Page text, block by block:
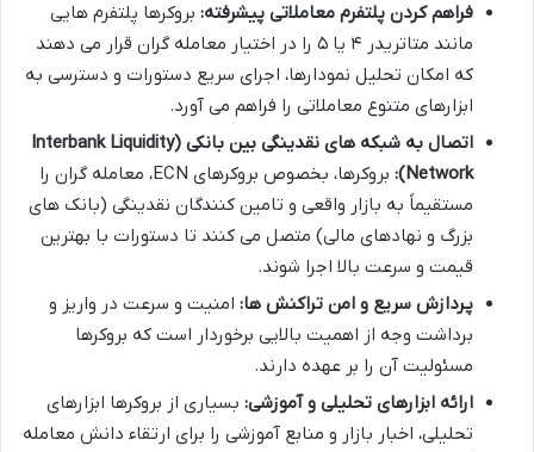
فراهم کردن پلتفرم معاملاتی پیشرفته: بروکرها پلتفرم هایی
مانند متاتریدر ۴ یا ۵ را در اختیار معامله گران قرار می دهند
که امکان تحلیل نمودارها، اجرای سریع دستورات و دسترسی به
ابزارهای متنوع معاملاتی را فراهم می آورد.
اتصال به شبکه های نقدینگی بین بانکی (Interbank Liquidity
Network):
بروکرها، بخصوص بروکرهای ECN، معامله گران را
مستقیماً به بازار واقعی و تامین کنندگان نقدینگی (بانک های
بزرگ و نهادهای مالی) متصل می کنند تا دستورات با بهترین
قیمت و سرعت بالا اجرا شوند.
پردازش سریع و امن تراکنش ها: امنیت و سرعت در واریز و
برداشت وجه از اهمیت بالایی برخوردار است که بروکرها
مسئولیت آن را بر عهده دارند.
ارائه ابزارهای تحلیلی و آموزشی: بسیاری از بروکرها ابزارهای
تحلیلی، اخبار بازار و منابع آموزشی را برای ارتقاء دانش معامله